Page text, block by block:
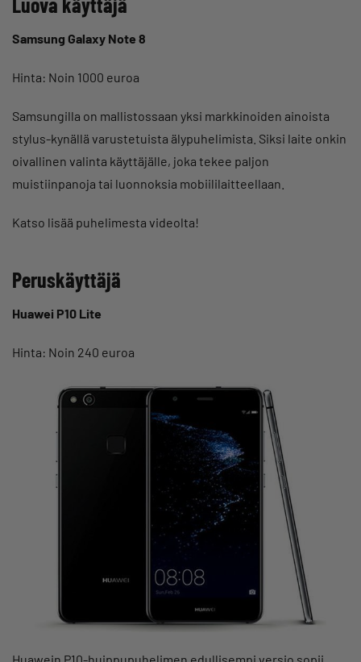
Samsung Galaxy Note 8
Hinta: Noin 1000 euroa
Samsungilla on mallistossaan yksi markkinoiden ainoista
stylus-kynällä varustetuista älypuhelimista. Siksi laite onkin
oivallinen valinta käyttäjälle, joka tekee paljon
muistiinpanoja tai luonnoksia mobiililaitteellaan.
Katso lisää puhelimesta videolta!
Peruskäyttäjä
Huawei P10 Lite
Hinta: Noin 240 euroa